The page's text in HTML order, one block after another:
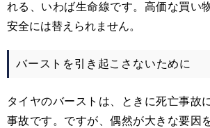
れる、いわば生命線です。高価な買い
安全には替えられません。
バーストを引き起こさないために
タイヤのバーストは、ときに死亡事故
事故です。ですが、偶然が大きな要因